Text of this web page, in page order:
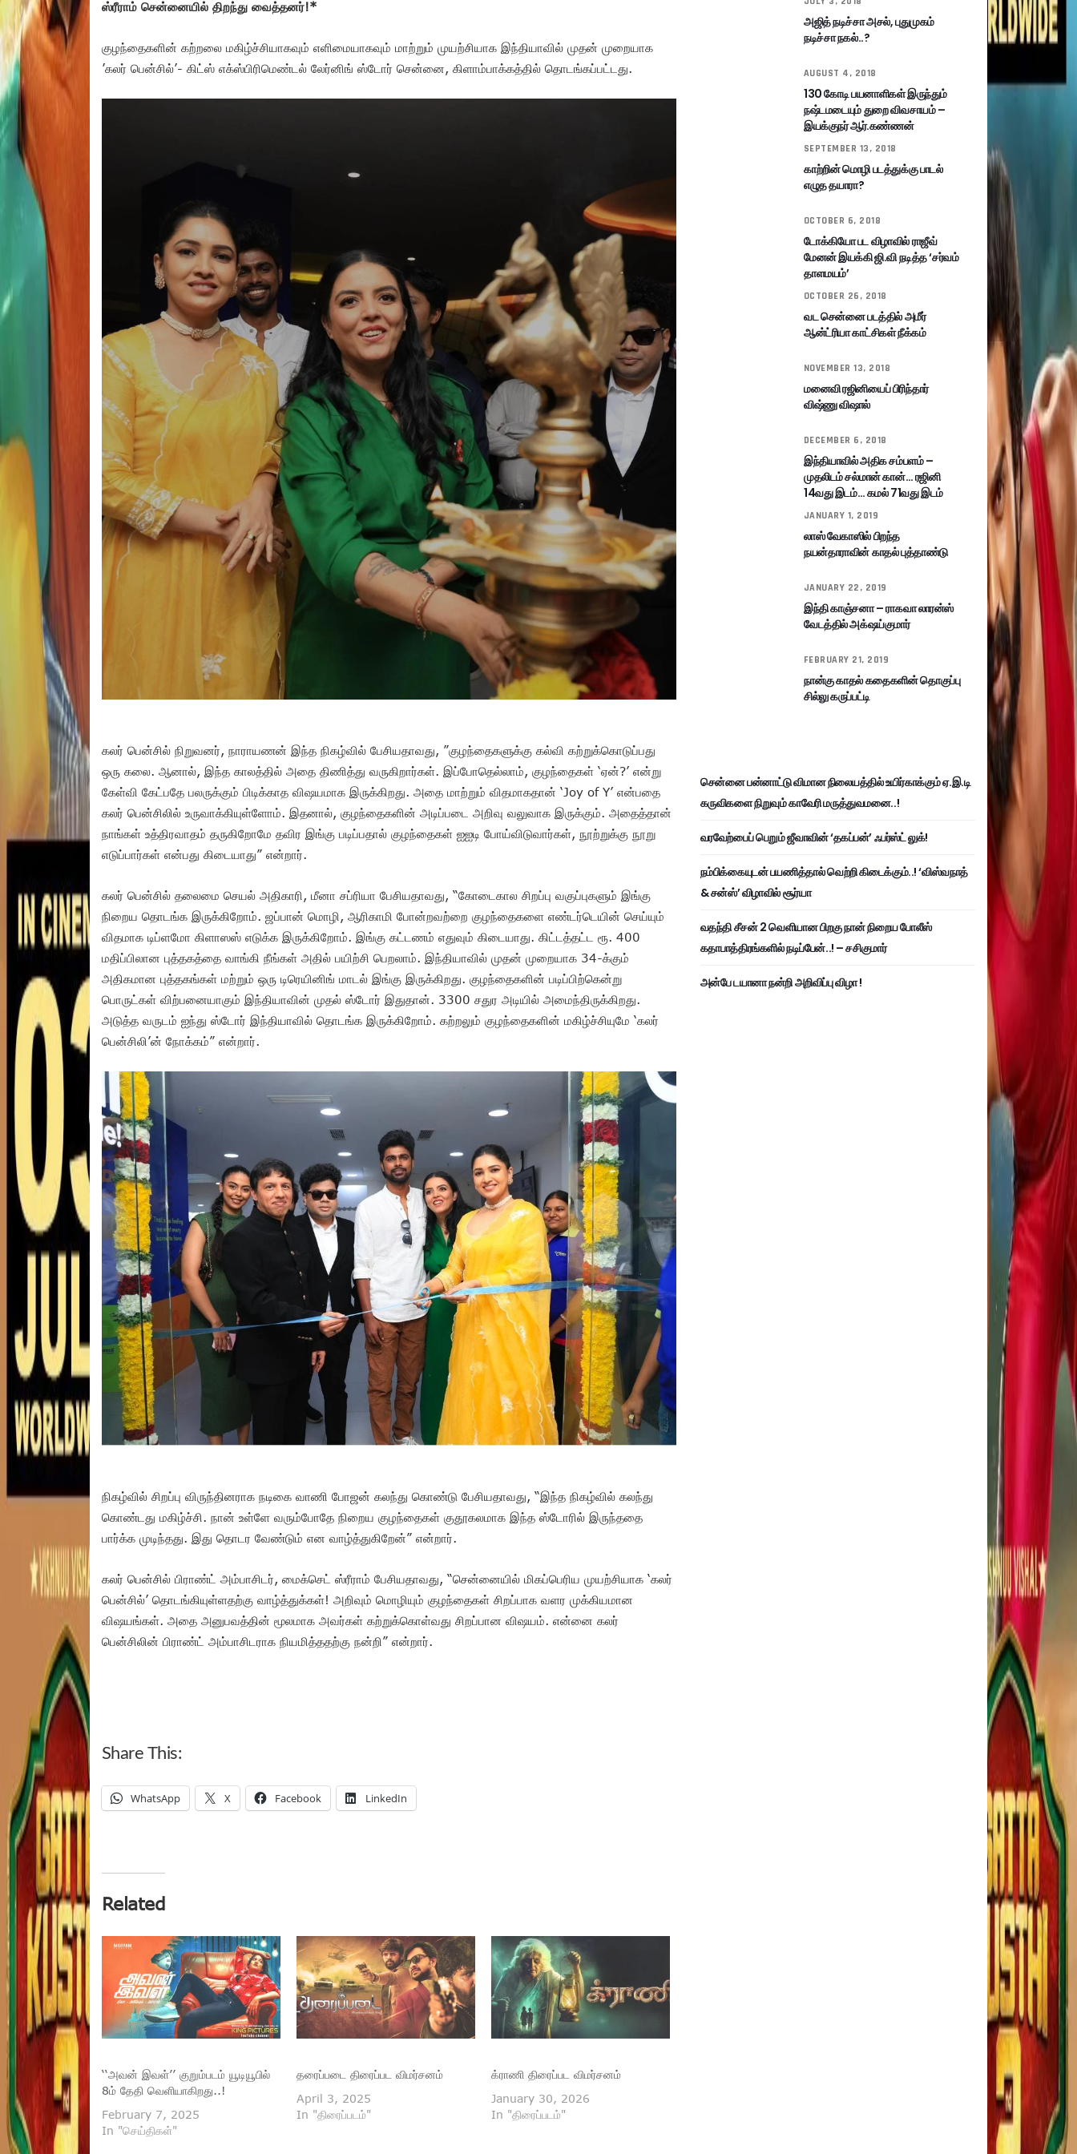
ஸ்ரீராம் சென்னையில் திறந்து வைத்தனர்!*
குழந்தைகளின் கற்றலை மகிழ்ச்சியாகவும் எளிமையாகவும் மாற்றும் முயற்சியாக இந்தியாவில் முதன் முறையாக
’கலர் பென்சில்’- கிட்ஸ் எக்ஸ்பிரிமெண்டல் லேர்னிங் ஸ்டோர் சென்னை, கிளாம்பாக்கத்தில் தொடங்கப்பட்டது.
கலர் பென்சில் நிறுவனர், நாராயணன் இந்த நிகழ்வில் பேசியதாவது, ”குழந்தைகளுக்கு கல்வி கற்றுக்கொடுப்பது
ஒரு கலை. ஆனால், இந்த காலத்தில் அதை திணித்து வருகிறார்கள். இப்போதெல்லாம், குழந்தைகள் ‘ஏன்?’ என்று
கேள்வி கேட்பதே பலருக்கும் பிடிக்காத விஷயமாக இருக்கிறது. அதை மாற்றும் விதமாகதான் ‘Joy of Y’ என்பதை
கலர் பென்சிலில் உருவாக்கியுள்ளோம். இதனால், குழந்தைகளின் அடிப்படை அறிவு வலுவாக இருக்கும். அதைத்தான்
நாங்கள் உத்திரவாதம் தருகிறோமே தவிர இங்கு படிப்பதால் குழந்தைகள் ஐஐடி போய்விடுவார்கள், நூற்றுக்கு நூறு
எடுப்பார்கள் என்பது கிடையாது” என்றார்.
கலர் பென்சில் தலைமை செயல் அதிகாரி, மீனா சப்ரியா பேசியதாவது, “கோடைகால சிறப்பு வகுப்புகளும் இங்கு
நிறைய தொடங்க இருக்கிறோம். ஜப்பான் மொழி, ஆரிகாமி போன்றவற்றை குழந்தைகளை எண்டர்டெயின் செய்யும்
விதமாக டிப்ளமோ கிளாஸஸ் எடுக்க இருக்கிறோம். இங்கு கட்டணம் எதுவும் கிடையாது. கிட்டத்தட்ட ரூ. 400
மதிப்பிலான புத்தகத்தை வாங்கி நீங்கள் அதில் பயிற்சி பெறலாம். இந்தியாவில் முதன் முறையாக 34-க்கும்
அதிகமான புத்தகங்கள் மற்றும் ஒரு டிரெயினிங் மாடல் இங்கு இருக்கிறது. குழந்தைகளின் படிப்பிற்கென்று
பொருட்கள் விற்பனையாகும் இந்தியாவின் முதல் ஸ்டோர் இதுதான். 3300 சதுர அடியில் அமைந்திருக்கிறது.
அடுத்த வருடம் ஐந்து ஸ்டோர் இந்தியாவில் தொடங்க இருக்கிறோம். கற்றலும் குழந்தைகளின் மகிழ்ச்சியுமே ‘கலர்
பென்சிலி’ன் நோக்கம்” என்றார்.
நிகழ்வில் சிறப்பு விருந்தினராக நடிகை வாணி போஜன் கலந்து கொண்டு பேசியதாவது, “இந்த நிகழ்வில் கலந்து
கொண்டது மகிழ்ச்சி. நான் உள்ளே வரும்போதே நிறைய குழந்தைகள் குதூகலமாக இந்த ஸ்டோரில் இருந்ததை
பார்க்க முடிந்தது. இது தொடர வேண்டும் என வாழ்த்துகிறேன்” என்றார்.
கலர் பென்சில் பிராண்ட் அம்பாசிடர், மைக்செட் ஸ்ரீராம் பேசியதாவது, “சென்னையில் மிகப்பெரிய முயற்சியாக ‘கலர்
பென்சில்’ தொடங்கியுள்ளதற்கு வாழ்த்துக்கள்! அறிவும் மொழியும் குழந்தைகள் சிறப்பாக வளர முக்கியமான
விஷயங்கள். அதை அனுபவத்தின் மூலமாக அவர்கள் கற்றுக்கொள்வது சிறப்பான விஷயம். என்னை கலர்
பென்சிலின் பிராண்ட் அம்பாசிடராக நியமித்ததற்கு நன்றி” என்றார்.
Share This:
WhatsApp X Facebook LinkedIn
Related
‘‘அவன் இவள்’’ குறும்படம் யூடியூபில்
8ம் தேதி வெளியாகிறது..!
February 7, 2025
In "செய்திகள்"
தரைப்படை திரைப்பட விமர்சனம்
April 3, 2025
In "திரைப்படம்"
க்ராணி திரைப்பட விமர்சனம்
January 30, 2026
In "திரைப்படம்"
அஜித் நடிச்சா அசல், புதுமுகம்
நடிச்சா நகல்..?
AUGUST 4, 2018
130 கோடி பயனாளிகள் இருந்தும்
நஷ்டமடையும் துறை விவசாயம் –
இயக்குநர் ஆர்.கண்ணன்
SEPTEMBER 13, 2018
காற்றின் மொழி படத்துக்கு பாடல்
எழுத தயாரா?
OCTOBER 6, 2018
டோக்கியோ பட விழாவில் ராஜீவ்
மேனன் இயக்கி ஜி.வி நடித்த ‘சர்வம்
தாளமயம்’
OCTOBER 26, 2018
வட சென்னை படத்தில் அமீர்
ஆன்ட்ரியா காட்சிகள் நீக்கம்
NOVEMBER 13, 2018
மனைவி ரஜினியைப் பிரிந்தார்
விஷ்ணு விஷால்
DECEMBER 6, 2018
இந்தியாவில் அதிக சம்பளம் –
முதலிடம் சல்மான் கான்… ரஜினி
14வது இடம்… கமல் 71வது இடம்
JANUARY 1, 2019
லாஸ் வேகாஸில் பிறந்த
நயன்தாராவின் காதல் புத்தாண்டு
JANUARY 22, 2019
இந்தி காஞ்சனா – ராகவா லாரன்ஸ்
வேடத்தில் அக்‌ஷய்குமார்
FEBRUARY 21, 2019
நான்கு காதல் கதைகளின் தொகுப்பு
சில்லு கருப்பட்டி
சென்னை பன்னாட்டு விமான நிலையத்தில் உயிர்காக்கும் ஏ.இ.டி
கருவிகளை நிறுவும் காவேரி மருத்துவமனை..!
வரவேற்பைப் பெறும் ஜீவாவின் ‘தகப்பன்’ ஃபர்ஸ்ட் லுக்!
நம்பிக்கையுடன் பயணித்தால் வெற்றி கிடைக்கும்..! ‘விஸ்வநாத்
& சன்ஸ்’ விழாவில் சூர்யா
வதந்தி சீசன் 2 வெளியான பிறகு நான் நிறைய போலீஸ்
கதாபாத்திரங்களில் நடிப்பேன்..! – சசிகுமார்
அன்பே டயானா நன்றி அறிவிப்பு விழா !